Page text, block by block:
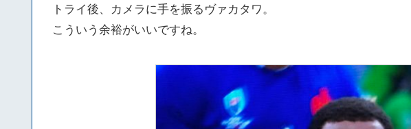
トライ後、カメラに手を振るヴァカタワ。
こういう余裕がいいですね。